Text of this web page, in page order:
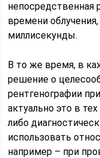
непосредственная
времени
миллисекунды.
В то же время, в
решение о
рентгенографии
актуально это в
либо
использовать
например – при